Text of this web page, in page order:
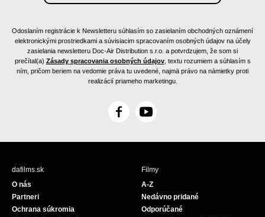
Odoslaním registrácie k Newsletteru súhlasím so zasielaním obchodných oznámení
elektronickými prostriedkami a súvisiacim spracovaním osobných údajov na účely
zasielania newsletteru Doc-Air Distribution s.r.o. a potvrdzujem, že som si
prečítal(a) Zásady spracovania osobných údajov, textu rozumiem a súhlasím s
ním, pričom beriem na vedomie práva tu uvedené, najmä právo na námietky proti
realizácií priameho marketingu.
F
c
Y
u
e
dafilms.sk
O nás
Partneri
Ochrana súkromia
Filmy
A-Z
Nedávno pridané
Odporúčané